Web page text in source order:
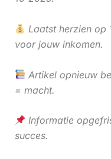
Laatst herzien op
voor jouw inkomen.
Artikel opnieuw
= macht.
Informatie
succes.